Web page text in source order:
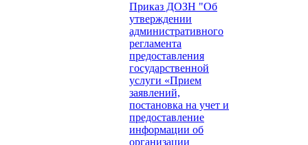
Приказ ДОЗН "Об
утверждении
административного
регламента
предоставления
государственной
услуги «Прием
заявлений,
постановка на учет и
предоставление
информации об
организации